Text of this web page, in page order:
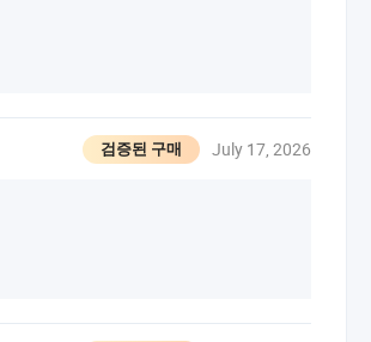
검증된 구매 July 17, 2026